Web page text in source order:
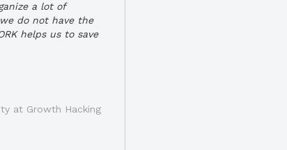
a lot of
do not have the
helps us to save
at Growth Hacking